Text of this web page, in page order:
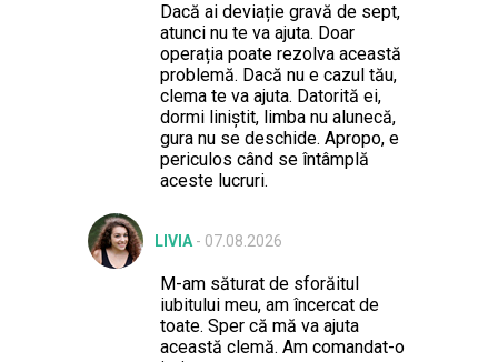
Dacă ai deviație gravă de sept,
atunci nu te va ajuta. Doar
operația poate rezolva această
problemă. Dacă nu e cazul tău,
clema te va ajuta. Datorită ei,
dormi liniștit, limba nu alunecă,
gura nu se deschide. Apropo, e
periculos când se întâmplă
aceste lucruri.
LIVIA- 07.08.2026
M-am săturat de sforăitul
iubitului meu, am încercat de
toate. Sper că mă va ajuta
această clemă. Am comandat-o